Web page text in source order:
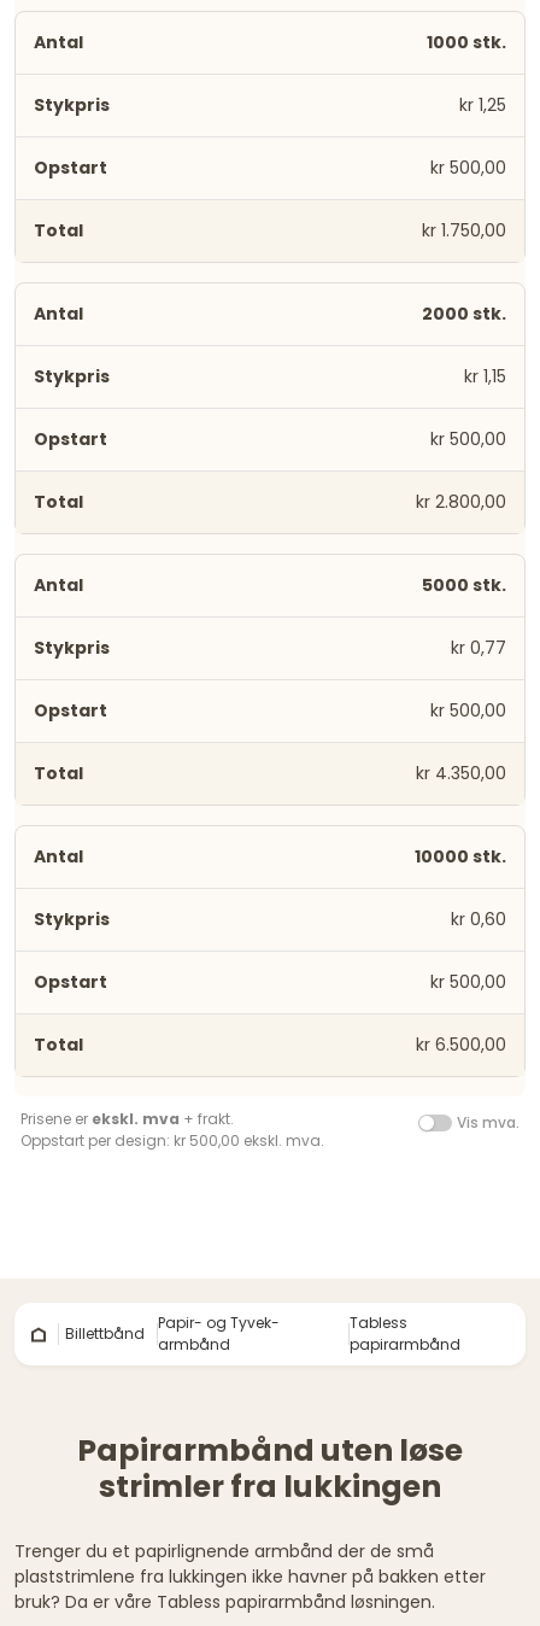
1000 stk.
kr 1,25
kr 500,00
kr 1.750,00
2000 stk.
kr 1,15
kr 500,00
kr 2.800,00
5000 stk.
kr 0,77
kr 500,00
kr 4.350,00
10000 stk.
kr 0,60
kr 500,00
kr 6.500,00
Prisene er ekskl. mva + frakt.
Oppstart per design: kr 500,00 ekskl. mva.
Vis mva.
Billettbånd
Papir- og Tyvek-
armbånd
Tabless
papirarmbånd
Papirarmbånd uten løse
strimler fra lukkingen
Trenger du et papirlignende armbånd der de små
plaststrimlene fra lukkingen ikke havner på bakken etter
bruk? Da er våre Tabless papirarmbånd løsningen.